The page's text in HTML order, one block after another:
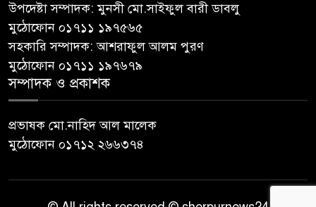
উপদেষ্টা সম্পাদক: মুনসী মো.সাইফুল বারী ডাবলু
মুঠোফোন ০১৭১১ ১৯৭৫৬৫
সহকারি সম্পাদক: আশরাফুল আলম পুরণ
মুঠোফোন ০১৭১১ ১৯৭৬৭৯
সম্পাদক ও প্রকাশক
প্রভাষক মো.নাহিদ আল মালেক
মুঠোফোন ০১৭১২ ২৬৬৩৭৪